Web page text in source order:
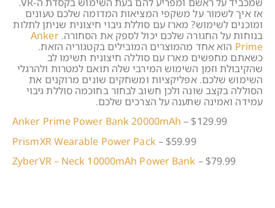
אז איך לשמור על משקפי המציאות המדומה שלכם טעונים
ומוכנים לשימוש? מארז עם סוללת גיבוי חיצונית שניתן לתלות
בנוחות על החגורה שלכם יכול לספק את הסחורה.Anker
Prime הוא אחד מהמוצרים המובילים בקטגוריה הזאת.
כשאתם מחפשים מארז עם סוללה חיצונית תשימו לב
שהקיבולת וזמן השימוש המירבי שלה תואם למטרות ולהרגלי
השימוש שלכם. אפליקציות ומשחקים שונים מרוקנים את
הסוללה בקצב שונה ולכן חשוב לבחור בחוכמה סוללת גיבוי
עמידה ואמינה שתענה על הצרכים שלכם.
Anker Prime Power Bank 20000mAh – $129.99
PrismXR Wearable Power Pack– $59.99
ZyberVR – Neck 10000mAh Power Bank – $79.99